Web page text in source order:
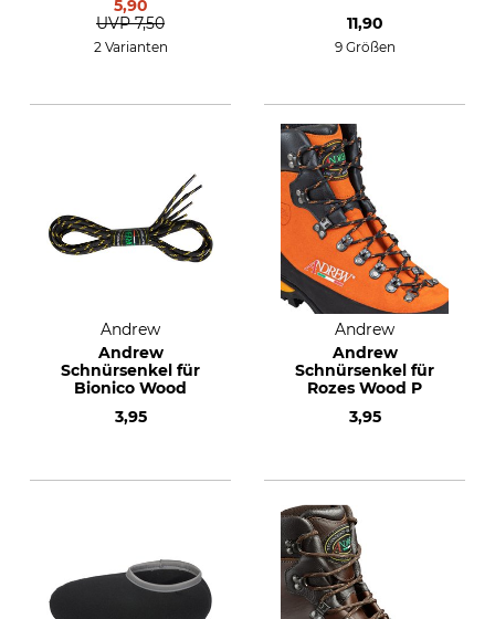
5,90
UVP 7,50
2 Varianten
11,90
9 Größen
Andrew
Andrew
Schnürsenkel für
Bionico Wood
3,95
Andrew
Andrew
Schnürsenkel für
Rozes Wood P
3,95